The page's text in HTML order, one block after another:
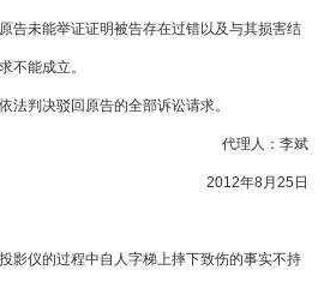
未能举证证明被告存在过错以及与其损害结
不能成立。
判决驳回原告的全部诉讼请求。
代理人：李斌
2012年8月25日
仪的过程中自人字梯上摔下致伤的事实不持